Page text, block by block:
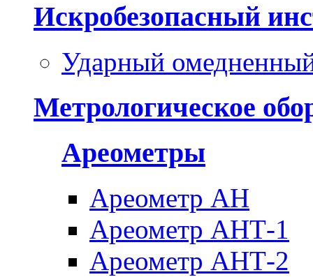
Искробезопасный
Ударный
Метрологическое
Ареометры
Ареометр АН
Ареометр АНТ-1
Ареометр АНТ-2